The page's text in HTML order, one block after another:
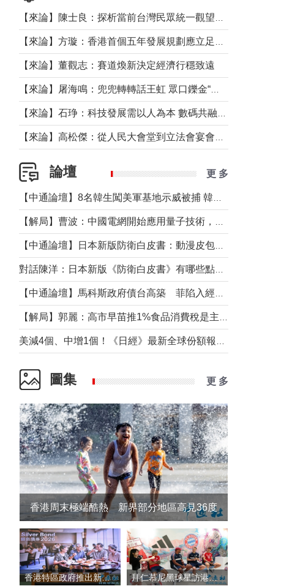
【來論】董觀志：賽道煥新決定經濟行穩致遠
論壇 更 多
圖集 更 多
香港周末極端酷熱 新界部分地區高見36度
香港特區政府推出新一批銀色債券 每手1萬元保底息4.25厘 拜仁慕尼黑球星訪港 與球迷近距離互動